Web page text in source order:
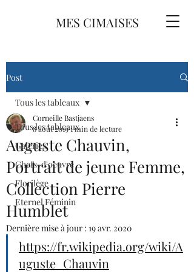
MES CIMAISES
Post
Tous les tableaux
Galeries
Chefs-d'oeuvre
Florilège
Eternel Féminin
Tous les tableaux
Auguste Chauvin,
Portrait de jeune Femme,
Collection Pierre
Humblet
Corneille Bastjaens
8 août 20191 min de lecture
Dernière mise à jour : 19 avr. 2020
https://fr.wikipedia.org/wiki/A
uguste_Chauvin